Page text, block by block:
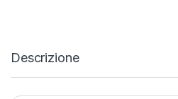
Descrizione